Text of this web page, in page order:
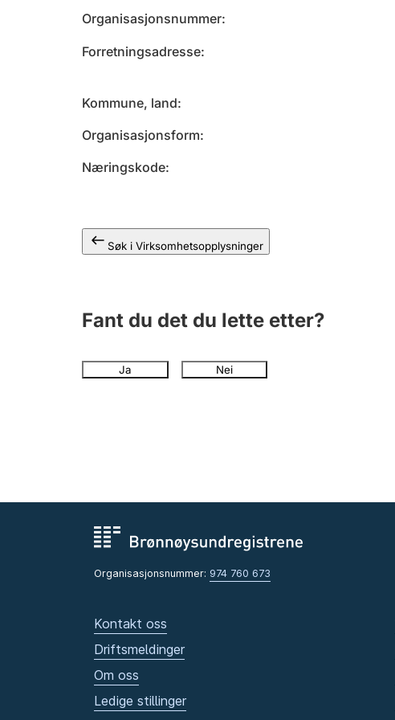
Organisasjonsnummer
Forretningsadresse
Kommune, land
Organisasjonsform
Næringskode
Søk i Virksomhetsopplysninger
Fant du det du lette etter?
Ja Nei
Organisasjonsnummer: 974 760 673
Kontakt oss
Driftsmeldinger
Om oss
Ledige stillinger